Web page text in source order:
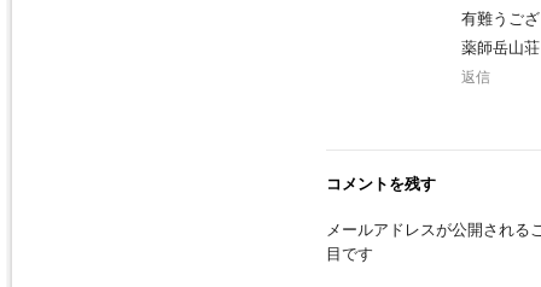
有難うご
薬師岳山
返信
コメントを残す
メールアドレスが公開される
目です